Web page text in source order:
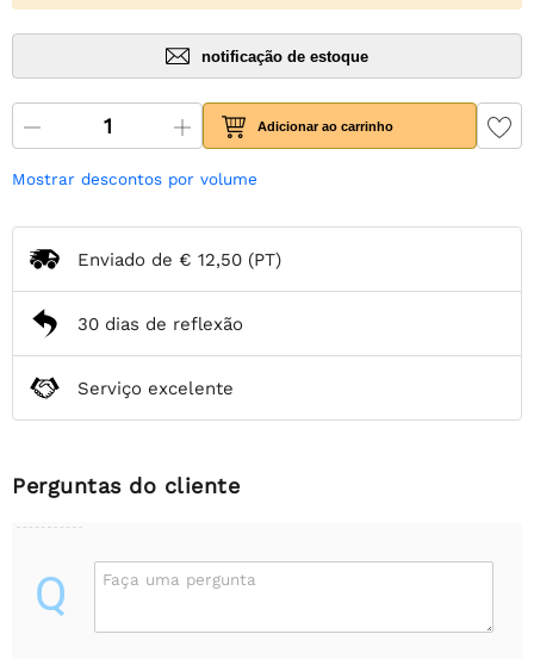
notificação de estoque
Adicionar ao carrinho
Mostrar descontos por volume
Enviado de € 12,50 (PT)
30 dias de reflexão
Serviço excelente
Perguntas do cliente
Q Faça uma pergunta